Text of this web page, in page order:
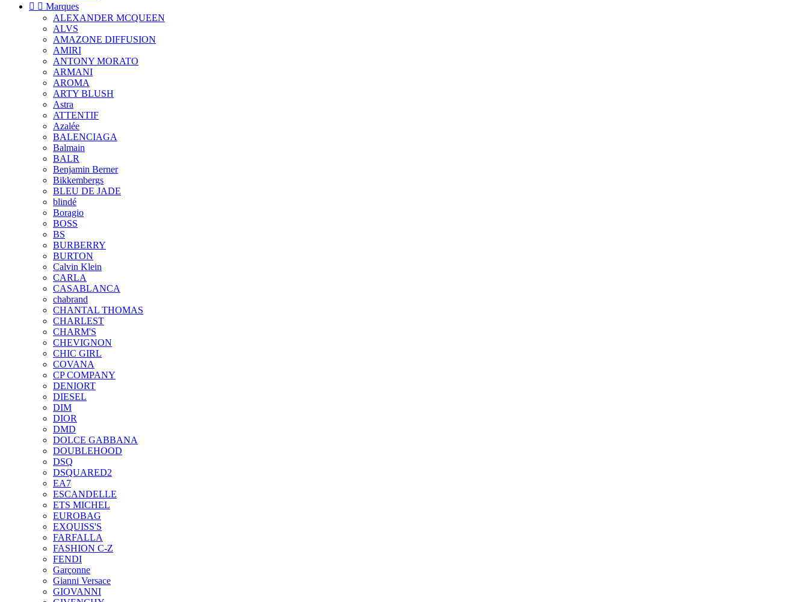
  Marques
ALEXANDER MCQUEEN
ALVS
AMAZONE DIFFUSION
AMIRI
ANTONY MORATO
ARMANI
AROMA
ARTY BLUSH
Astra
ATTENTIF
Azalée
BALENCIAGA
Balmain
BALR
Benjamin Berner
Bikkembergs
BLEU DE JADE
blindé
Boragio
BOSS
BS
BURBERRY
BURTON
Calvin Klein
CARLA
CASABLANCA
chabrand
CHANTAL THOMAS
CHARLEST
CHARM'S
CHEVIGNON
CHIC GIRL
COVANA
CP COMPANY
DENIORT
DIESEL
DIM
DIOR
DMD
DOLCE GABBANA
DOUBLEHOOD
DSQ
DSQUARED2
EA7
ESCANDELLE
ETS MICHEL
EUROBAG
EXQUISS'S
FARFALLA
FASHION C-Z
FENDI
Garçonne
Gianni Versace
GIOVANNI